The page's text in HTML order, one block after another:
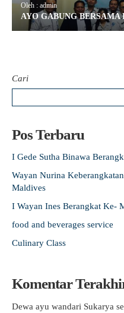
Oleh : admin
AYO GABUNG
Cari
Pos Terbaru
I Gede Sutha Binawa
Wayan Nurina
Maldives
I Wayan Ines Berangkat Ke-
food and beverages service
Culinary Class
Komentar
Dewa ayu wandari Sukarya